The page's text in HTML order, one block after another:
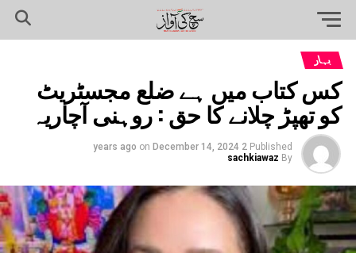
بہار
کس کتاب میں ہے ضلع مجسٹریٹ
کو تھپڑ چلانے کا حق : روہنی آچاریہ
Published
2 years ago
on December 14, 2024
By
sachkiawaz